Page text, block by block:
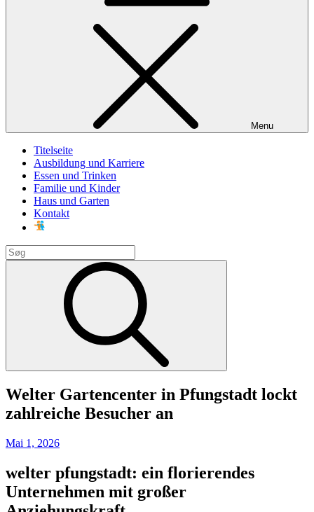
Menu
Titelseite
Ausbildung und Karriere
Essen und Trinken
Familie und Kinder
Haus und Garten
Kontakt
Search
for:
Welter Gartencenter in Pfungstadt lockt
zahlreiche Besucher an
Posted
Mai 1, 2026
welter pfungstadt: ein florierendes
Unternehmen mit großer